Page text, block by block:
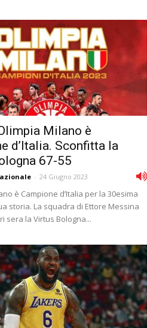
Milano è
d’Italia. Sconfitta la
67-55
- 24 Giugno 2023
è Campione d’Italia per la 30esima
storia. La squadra di Ettore Messina
sera la Virtus Bologna...